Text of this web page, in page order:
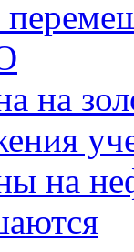
на
на